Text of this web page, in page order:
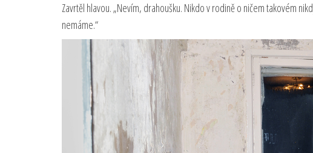
Zavrtěl hlavou. „Nevím, drahoušku. Nikdo v rodině o ničem takovém
nemáme.“